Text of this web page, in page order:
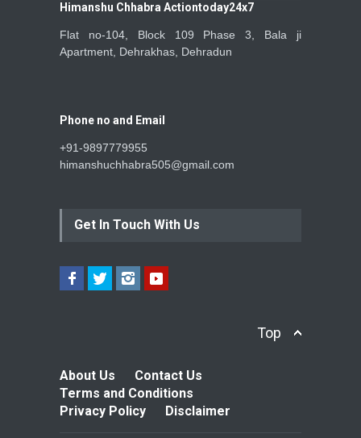
Himanshu Chhabra Actiontoday24x7
Flat no-104, Block 109 Phase 3, Bala ji
Apartment, Dehrakhas, Dehradun
Phone no and Email
+91-9897779955
himanshuchhabra505@gmail.com
Get In Touch With Us
Top
About Us
Contact Us
Terms and Conditions
Privacy Policy
Disclaimer